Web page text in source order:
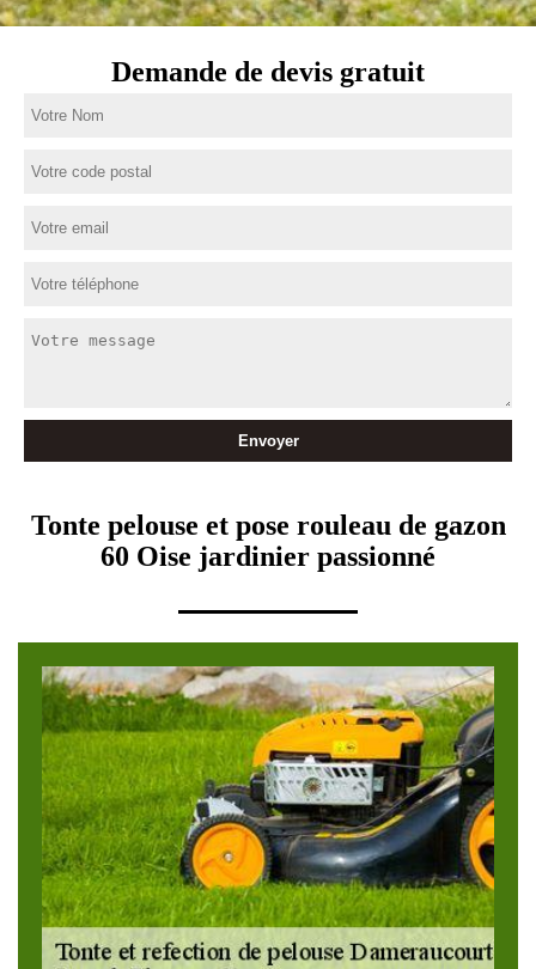
Demande de devis gratuit
Tonte pelouse et pose rouleau de gazon
60 Oise jardinier passionné